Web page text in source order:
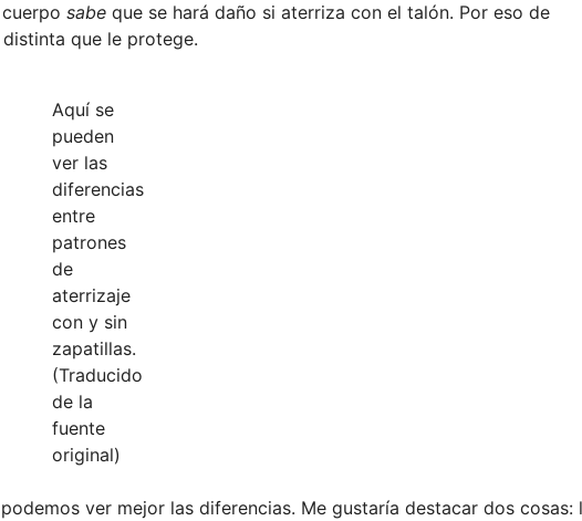
sabe que se hará daño si aterriza con el talón. Por eso de
que le protege.
Aquí se
pueden
ver las
diferencias
entre
patrones
de
aterrizaje
con y sin
zapatillas.
(Traducido
de la
fuente
original)
ver mejor las diferencias. Me gustaría destacar dos cosas: